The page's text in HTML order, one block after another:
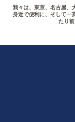
我々は、東京、名古屋、
身近で便利に、そして一
たり